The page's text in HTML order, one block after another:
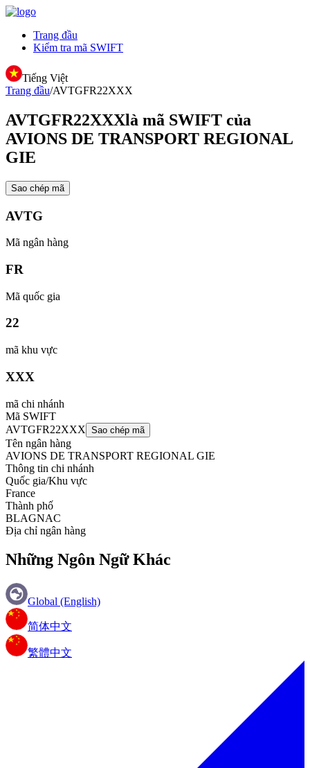
Trang đầu
Kiểm tra mã SWIFT
Tiếng Việt
Trang đầu/AVTGFR22XXX
AVTGFR22XXXlà mã SWIFT của
AVIONS DE TRANSPORT REGIONAL
GIE
Sao chép mã
AVTG
Mã ngân hàng
FR
Mã quốc gia
22
mã khu vực
XXX
mã chi nhánh
Mã SWIFT
AVTGFR22XXX Sao chép mã
Tên ngân hàng
AVIONS DE TRANSPORT REGIONAL GIE
Thông tin chi nhánh
Quốc gia/Khu vực
France
Thành phố
BLAGNAC
Địa chỉ ngân hàng
Những Ngôn Ngữ Khác
Global (English)
简体中文
繁體中文